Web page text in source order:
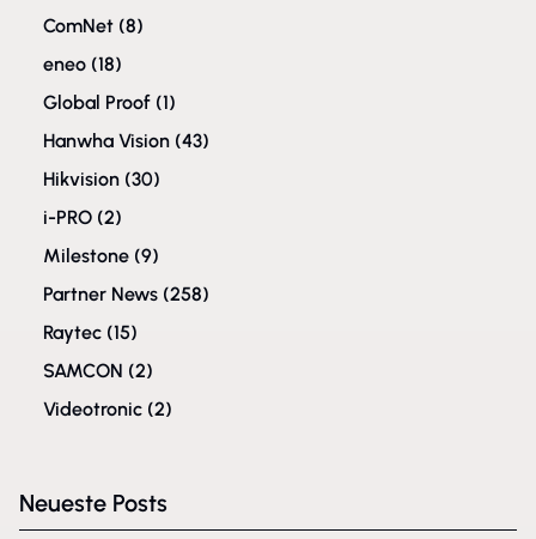
ComNet (8)
eneo (18)
Global Proof (1)
Hanwha Vision (43)
Hikvision (30)
i-PRO (2)
Milestone (9)
Partner News (258)
Raytec (15)
SAMCON (2)
Videotronic (2)
Neueste Posts